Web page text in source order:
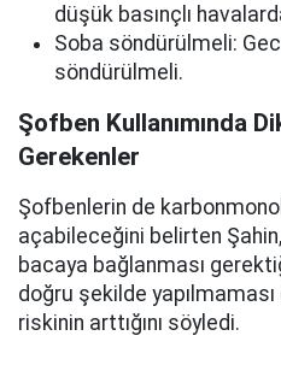
düşük basınçlı
Soba söndürülmeli:
söndürülmeli.
Şofben Kullanımında
Gerekenler
Şofbenlerin de
açabileceğini belirten
bacaya bağlanması
doğru şekilde
riskinin arttığını söyledi.